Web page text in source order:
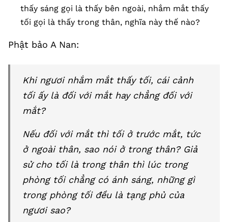
thấy sáng gọi là thấy bên ngoài, nhắm mắt thấy
tối gọi là thấy trong thân, nghĩa này thế nào?
Phật bảo A Nan:
Khi ngươi nhắm mắt thấy tối, cái cảnh
tối ấy là đối với mắt hay chẳng đối với
mắt?
Nếu đối với mắt thì tối ở trước mắt, tức
ở ngoài thân, sao nói ở trong thân? Giả
sử cho tối là trong thân thì lúc trong
phòng tối chẳng có ánh sáng, những gì
trong phòng tối đều là tạng phủ của
ngươi sao?